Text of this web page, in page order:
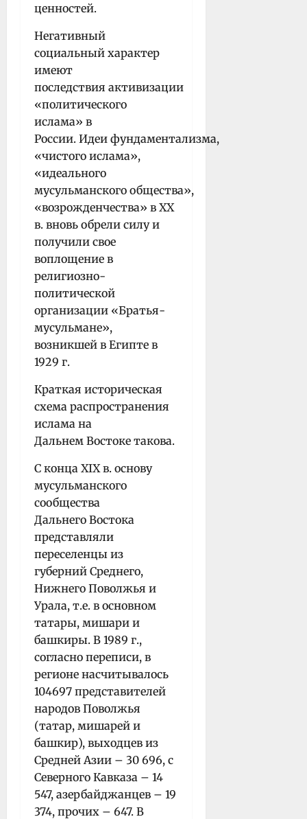
ценностей.
Негативный
социальный характер
имеют
последствия активизации
«политического
ислама» в
России. Идеи фундаментализма,
«чистого ислама»,
«идеального
мусульманского общества»,
«возрожденчества» в XX
в. вновь обрели силу и
получили свое
воплощение в
религиозно-
политической
организации «Братья-
мусульмане»,
возникшей в Египте в
1929 г.
Краткая историческая
схема распространения
ислама на
Дальнем Востоке такова.
С конца XIX в. основу
мусульманского
сообщества
Дальнего Востока
представляли
переселенцы из
губерний Среднего,
Нижнего Поволжья и
Урала, т.е. в основном
татары, мишари и
башкиры. В 1989 г.,
согласно переписи, в
регионе насчитывалось
104697 представителей
народов Поволжья
(татар, мишарей и
башкир), выходцев из
Средней Азии – 30 696, с
Северного Кавказа – 14
547, азербайджанцев – 19
374, прочих – 647. В